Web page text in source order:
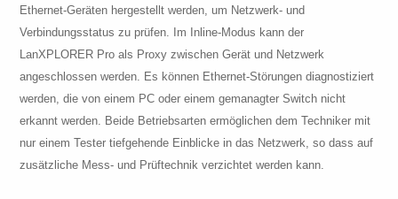
Ethernet-Geräten hergestellt werden, um Netzwerk- und
Verbindungsstatus zu prüfen. Im Inline-Modus kann der
LanXPLORER Pro als Proxy zwischen Gerät und Netzwerk
angeschlossen werden. Es können Ethernet-Störungen diagnostiziert
werden, die von einem PC oder einem gemanagter Switch nicht
erkannt werden. Beide Betriebsarten ermöglichen dem Techniker mit
nur einem Tester tiefgehende Einblicke in das Netzwerk, so dass auf
zusätzliche Mess- und Prüftechnik verzichtet werden kann.